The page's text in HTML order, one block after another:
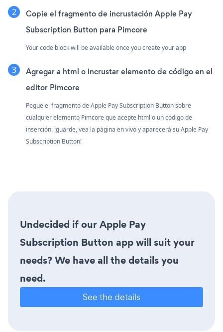
Copie el fragmento de incrustación Apple Pay
Subscription Button para Pimcore
Your code block will be available once you create your app
Agregar a html o incrustar elemento de código en el
editor Pimcore
Pegue el fragmento de Apple Pay Subscription Button sobre
cualquier elemento Pimcore que acepte html o un código de
inserción. ¡guarde, vea la página en vivo y aparecerá su Apple Pay
Subscription Button!
Undecided if our Apple Pay
Subscription Button app will suit your
needs? We have all the details you
need.
See the details